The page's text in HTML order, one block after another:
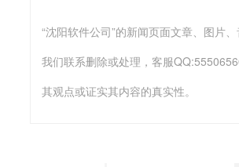
我们联系删除或处理，客服
其观点或证实其内容的真实性。